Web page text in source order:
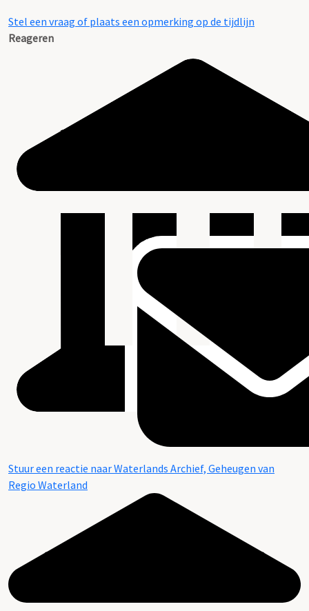
Stel een vraag of plaats een opmerking op de tijdlijn
Reageren
Stuur een reactie naar Waterlands Archief, Geheugen van
Regio Waterland